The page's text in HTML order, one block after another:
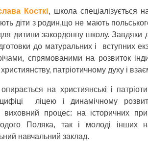
Косткі, школа спеціалізується
діти з родин,що не мають
дитини закордонну школу. Завдяки
до матуральних і вступних
спрямованими на розвиток
патріотичному духу і
на християнські і
ліцею і динамічному
процес: на історичних
Поляка, так і молоді інших
навчальний заклад.